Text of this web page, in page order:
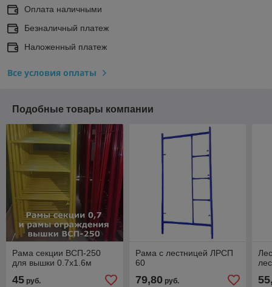
Оплата наличными
Безналичный платеж
Наложенный платеж
Все условия оплаты
Подобные товары компании
Рама секции ВСП-250
для вышки 0.7х1.6м
45 руб.
Рама с лестницей ЛРСП
60
79,80руб.